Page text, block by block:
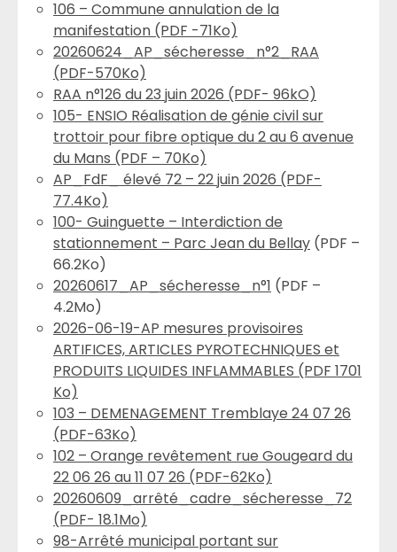
106 – Commune annulation de la
manifestation (PDF -71Ko)
20260624_AP_sécheresse_n°2_RAA
(PDF-570Ko)
RAA n°126 du 23 juin 2026 (PDF- 96kO)
105- ENSIO Réalisation de génie civil sur
trottoir pour fibre optique du 2 au 6 avenue
du Mans (PDF – 70Ko)
AP_FdF_ élevé 72 – 22 juin 2026 (PDF-
77.4Ko)
100- Guinguette – Interdiction de
stationnement – Parc Jean du Bellay (PDF –
66.2Ko)
20260617_AP_sécheresse_n°1 (PDF –
4.2Mo)
2026-06-19-AP mesures provisoires
ARTIFICES, ARTICLES PYROTECHNIQUES et
PRODUITS LIQUIDES INFLAMMABLES (PDF 1701
Ko)
103 – DEMENAGEMENT Tremblaye 24 07 26
(PDF-63Ko)
102 – Orange revêtement rue Gougeard du
22 06 26 au 11 07 26 (PDF-62Ko)
20260609_arrêté_cadre_sécheresse_72
(PDF- 18.1Mo)
98-Arrêté municipal portant sur